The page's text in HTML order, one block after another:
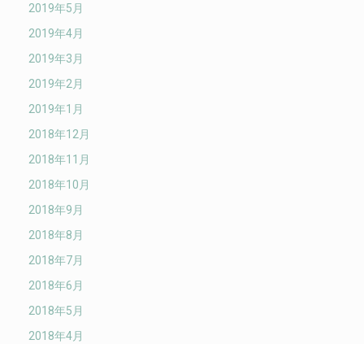
2019年5月
2019年4月
2019年3月
2019年2月
2019年1月
2018年12月
2018年11月
2018年10月
2018年9月
2018年8月
2018年7月
2018年6月
2018年5月
2018年4月